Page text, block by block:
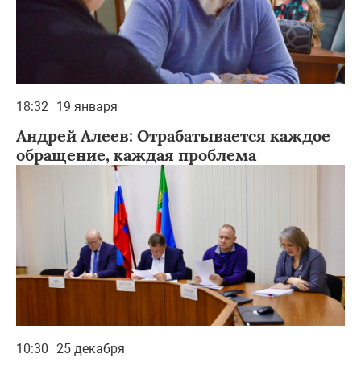
18:32 19 января
Андрей Алеев: Отрабатывается каждое
обращение, каждая проблема
10:30 25 декабря